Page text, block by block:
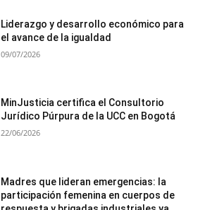
Liderazgo y desarrollo económico para
el avance de la igualdad
09/07/2026
MinJusticia certifica el Consultorio
Jurídico Púrpura de la UCC en Bogotá
22/06/2026
Madres que lideran emergencias: la
participación femenina en cuerpos de